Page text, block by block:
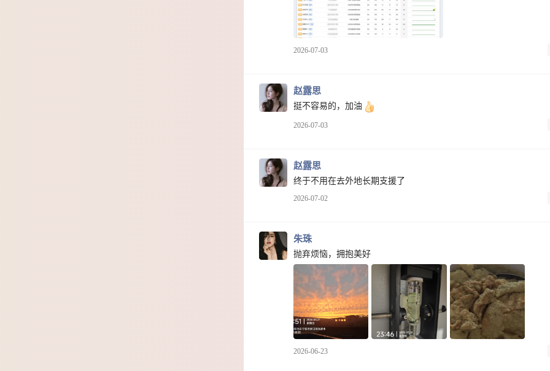
2026-07-03
赵露思
挺不容易的，加油
2026-07-03
赵露思
终于不用在去外地长期支援了
2026-07-02
朱珠
抛弃烦恼，拥抱美好
2026-06-23